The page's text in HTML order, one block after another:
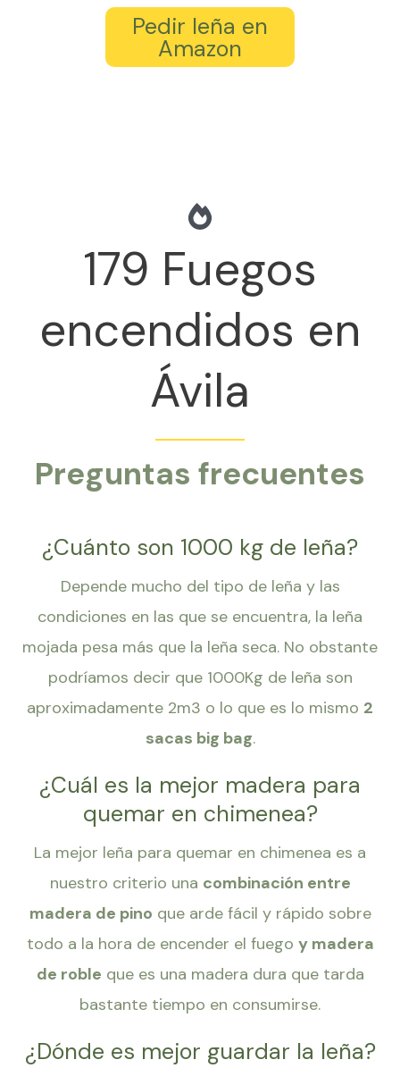
Pedir leña en
Amazon
179 Fuegos
encendidos en
Ávila
Preguntas frecuentes
¿Cuánto son 1000 kg de leña?
Depende mucho del tipo de leña y las
condiciones en las que se encuentra, la leña
mojada pesa más que la leña seca. No obstante
podríamos decir que 1000Kg de leña son
aproximadamente 2m3 o lo que es lo mismo 2
sacas big bag.
¿Cuál es la mejor madera para
quemar en chimenea?
La mejor leña para quemar en chimenea es a
nuestro criterio una combinación entre
madera de pino que arde fácil y rápido sobre
todo a la hora de encender el fuego y madera
de roble que es una madera dura que tarda
bastante tiempo en consumirse.
¿Dónde es mejor guardar la leña?